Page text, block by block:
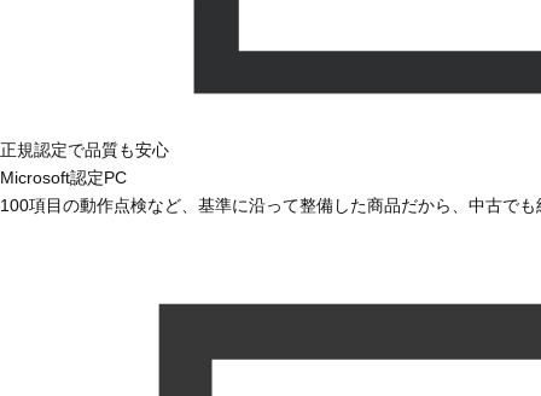
正規認定で品質も安心
Microsoft認定PC
100項目の動作点検など、基準に沿って整備した商品だから、中古で